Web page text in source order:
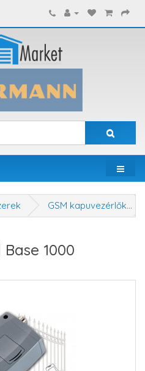
GSM kapuvezérlők
1000